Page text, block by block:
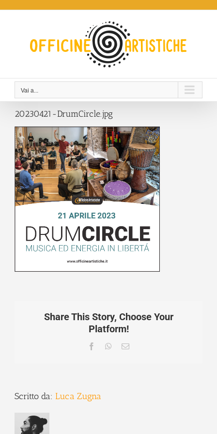
Vai a...
20230421-DrumCircle.jpg
Share This Story, Choose Your
Platform!
FacebookWhatsApp
Email
Scritto da: Luca Zugna